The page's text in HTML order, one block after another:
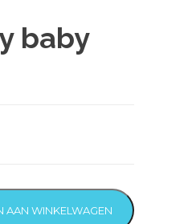
baby
AAN WINKELWAGEN